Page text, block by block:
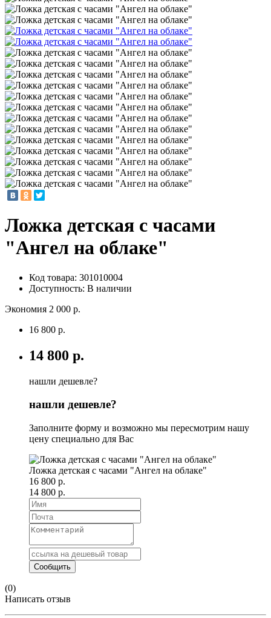
Ложка детская с часами
"Ангел на облаке"
Код товара: 301010004
Доступность: В наличии
Экономия 2 000 р.
16 800 р.
14 800 р.
нашли дешевле?
нашли дешевле?
Заполните форму и возможно мы пересмотрим нашу
цену специально для Вас
Ложка детская с часами "Ангел на облаке"
16 800 р.
14 800 р.
(0)
Написать отзыв